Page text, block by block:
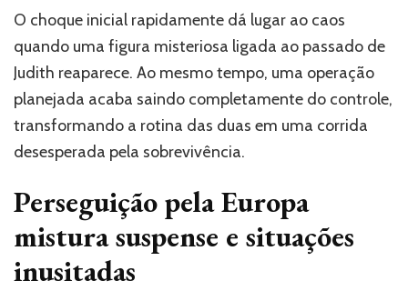
O choque inicial rapidamente dá lugar ao caos
quando uma figura misteriosa ligada ao passado de
Judith reaparece. Ao mesmo tempo, uma operação
planejada acaba saindo completamente do controle,
transformando a rotina das duas em uma corrida
desesperada pela sobrevivência.
Perseguição pela Europa
mistura suspense e situações
inusitadas